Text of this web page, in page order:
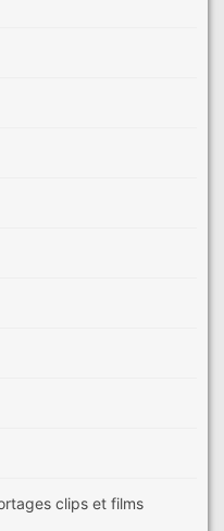
clips et films